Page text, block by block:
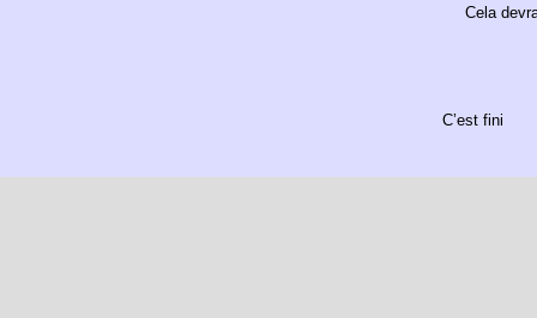
Cela
C’est fini